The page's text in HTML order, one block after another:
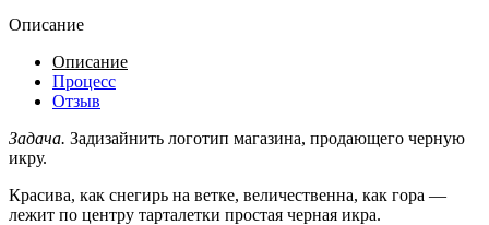
Описание
Описание
Процесс
Отзыв
Задача. Задизайнить логотип магазина, продающего черную
икру.
Красива, как снегирь на ветке, величественна, как гора —
лежит по центру тарталетки простая черная икра.